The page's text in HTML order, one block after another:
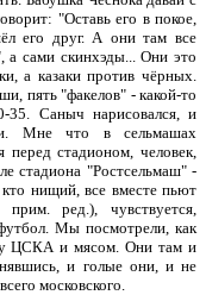
"Оставь его в покое,
его друг. А они там все
а сами скинхэды... Они это
а казаки против чёрных.
пять "факелов" - какой-то
Саныч нарисовался, и
Мне что в сельмашах
стадионом, человек,
стадиона "Ростсельмаш" -
нищий, все вместе пьют
ред.), чувствуется,
Мы посмотрели, как
ЦСКА и мясом. Они там и
и голые они, и не
московского.